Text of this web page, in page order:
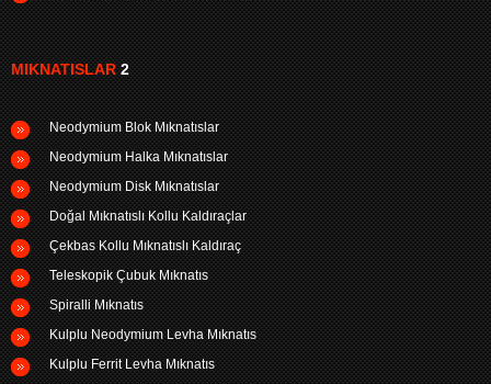
MIKNATISLAR2
Neodymium Blok Mıknatıslar
Neodymium Halka Mıknatıslar
Neodymium Disk Mıknatıslar
Doğal Mıknatıslı Kollu Kaldıraçlar
Çekbas Kollu Mıknatıslı Kaldıraç
Teleskopik Çubuk Mıknatıs
Spiralli Mıknatıs
Kulplu Neodymium Levha Mıknatıs
Kulplu Ferrit Levha Mıknatıs